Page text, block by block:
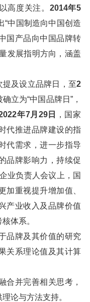
高度关注。 2014年5
“中国制造向中国创造
国产品向中国品牌转
发展指明方向，涵盖
及设立品牌日，至2
确立为“中国品牌日”，
年7月29日
，国家
代推进品牌建设的指
代需求，进一步指导
品牌影响力，持续促
业负责人会议上，国
加重视提升增加值、
产业收入及品牌价值
体系。
品牌及其价值的研究
关系理论值及其计算
合并完善相关思考，
论与方法支持。